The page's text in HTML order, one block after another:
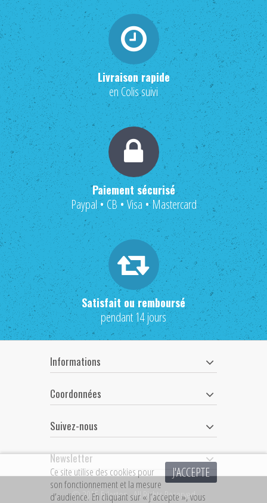
Livraison rapide
en Colis suivi
Paiement sécurisé
Paypal • CB • Visa • Mastercard
Satisfait ou remboursé
pendant 14 jours
Informations
Coordonnées
Suivez-nous
Newsletter
© 2015 Ederton - All Rights Reserved
J'ACCEPTE
Ce site utilise des cookies pour
son fonctionnement et la mesure
d’audience. En cliquant sur « J’accepte », vous